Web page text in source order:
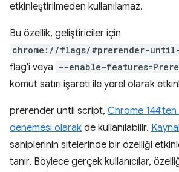
etkinleştirilmeden kullanılamaz.
Bu özellik, geliştiriciler için
chrome://flags/#prerender-
flag'i veya --enable-
komut satırı işareti ile yerel olarak
prerender until script, Chrome
denemesi olarak de kullanılabilir.
sahiplerinin sitelerinde bir özelliği
tanır. Böylece gerçek kullanıcılar,